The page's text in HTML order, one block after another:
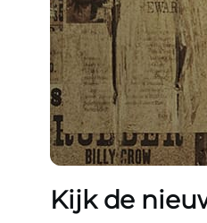
Kijk de